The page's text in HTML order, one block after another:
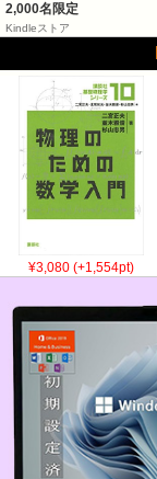
2,000名限定
Kindleストア
¥3,080 (+1,554pt)